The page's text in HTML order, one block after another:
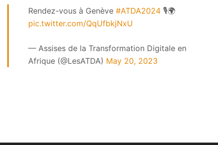
Rendez-vous à Genève #ATDA2024 🎙️🌍
pic.twitter.com/QqUfbkjNxU
— Assises de la Transformation Digitale en
Afrique (@LesATDA) May 20, 2023